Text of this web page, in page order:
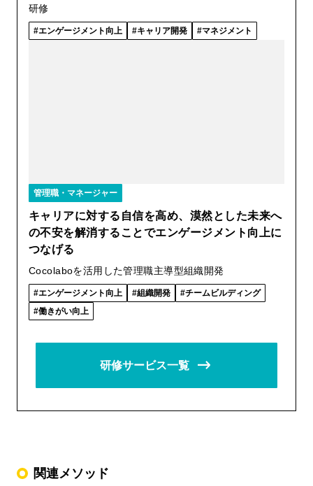
研修
エンゲージメント向上 キャリア開発 マネジメント
管理職・マネージャー
キャリアに対する自信を高め、漠然とした未来へ
の不安を解消することでエンゲージメント向上に
つなげる
Cocolaboを活用した管理職主導型組織開発
エンゲージメント向上 組織開発
チームビルディング
働きがい向上
研修サービス一覧
関連メソッド